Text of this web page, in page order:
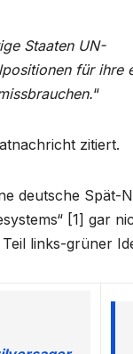
Staaten UN-
für ihre
“
zitiert.
deutsche Spät-
[1] gar
links-grüner